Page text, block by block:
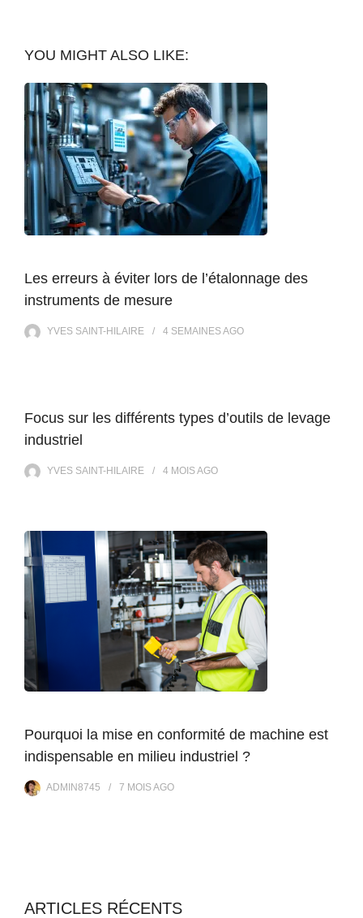
YOU MIGHT ALSO LIKE:
Les erreurs à éviter lors de l’étalonnage des
instruments de mesure
YVES SAINT-HILAIRE 4 SEMAINESAGO
Focus sur les différents types d’outils de levage
industriel
YVES SAINT-HILAIRE 4 MOISAGO
Pourquoi la mise en conformité de machine est
indispensable en milieu industriel ?
ADMIN8745 7 MOISAGO
ARTICLES RÉCENTS